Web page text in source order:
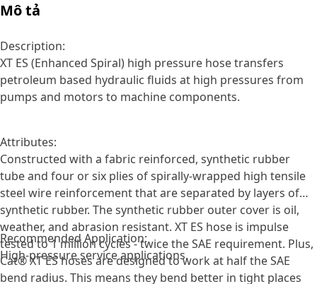
Mô tả
Description:
XT ES (Enhanced Spiral) high pressure hose transfers
petroleum based hydraulic fluids at high pressures from
pumps and motors to machine components.
Attributes:
Constructed with a fabric reinforced, synthetic rubber
tube and four or six plies of spirally-wrapped high tensile
steel wire reinforcement that are separated by layers of
synthetic rubber. The synthetic rubber outer cover is oil,
weather, and abrasion resistant. XT ES hose is impulse
tested to 1 million cycles - twice the SAE requirement. Plus,
Cat® XT ES hoses are designed to work at half the SAE
bend radius. This means they bend better in tight places
Recommended Application:
High-pressure service applications.